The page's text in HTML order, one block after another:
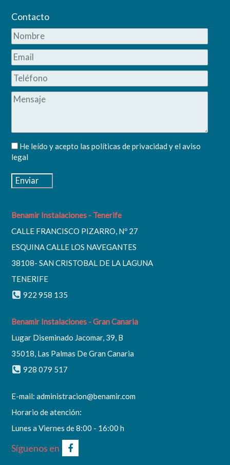
Contacto
He leído y acepto laspolíticas de privacidady elaviso
legal
Benamir Instalaciones - Tenerife
CALLE FRANCISCO PIZARRO, Nº 27
ESQUINA CALLE LOS NAVEGANTES
38108- SAN CRISTOBAL DE LA LAGUNA
TENERIFE
922 958 135
Benamir Instalaciones - Gran Canaria
Lugar Diseminado Jacomar, 39, B
35018, Las Palmas De Gran Canaria
928 079 517
E-mail:administracion@benamir.com
Horario de atención:
Lunes a Viernes de 8:00 - 16:00 h
Síguenos en